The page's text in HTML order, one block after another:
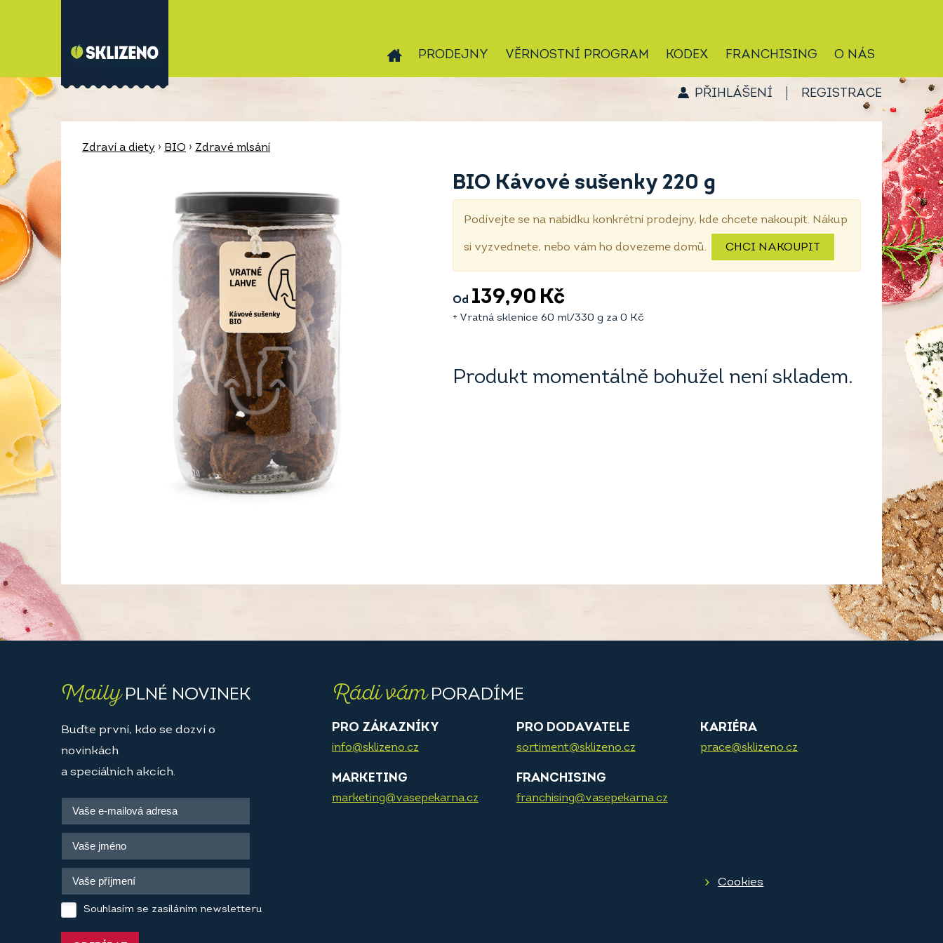
PRODEJNY VĚRNOSTNÍ PROGRAM KODEX FRANCHISING O NÁS
PŘIHLÁŠENÍ REGISTRACE
Zdraví a diety › BIO › Zdravé mlsání
BIO Kávové sušenky 220 g
Podívejte se na nabídku konkrétní prodejny, kde chcete nakoupit. Nákup
si vyzvednete, nebo vám ho dovezeme domů. CHCI NAKOUPIT
Od 139,90 Kč
+ Vratná sklenice 60 ml/330 g za 0 Kč
Produkt momentálně bohužel není skladem.
MailyPLNÉ NOVINEK
Buďte první, kdo se dozví o
novinkách
a speciálních akcích.
Souhlasím se zasíláním newsletteru
Rádi vámPORADÍME
PRO ZÁKAZNÍKY
info@sklizeno.cz
PRO DODAVATELE
sortiment@sklizeno.cz
KARIÉRA
prace@sklizeno.cz
MARKETING
marketing@vasepekarna.cz
FRANCHISING
franchising@vasepekarna.cz
Cookies